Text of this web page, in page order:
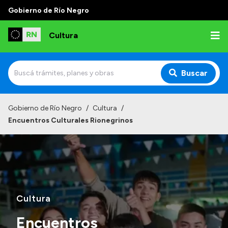
Gobierno de Río Negro
Cultura
Buscar
Funciones
Autoridades
Delegaciones
Normativa
Gobierno de Río Negro / Cultura /
Encuentros Culturales Rionegrinos
Cultura
Encuentros